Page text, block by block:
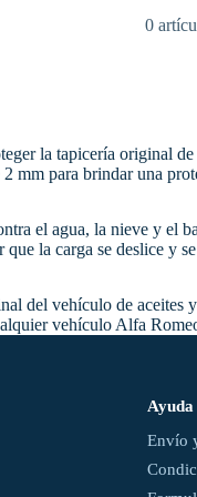
0
la tapicería original
mm para brindar una
el agua, la nieve y el
la carga se deslice y
del vehículo de aceites
vehículo Alfa
Ayuda
Envío